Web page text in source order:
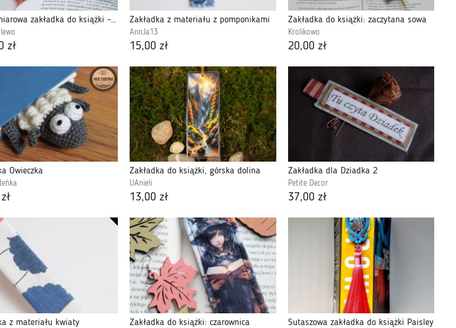
Trójwymiarowa zakładka do książki - Świnka
zł
Zakładka z materiału z pomponikami
AnnJa13
15,00 zł
Zakładka do książki: zaczytana sowa
Krolikowo
20,00 zł
Owieczka Zakładka do książki, górska dolina
UAnieli
13,00 zł
Zakładka dla Dziadka 2
Petite Decor
37,00 zł
z materiału kwiaty Zakładka do książki: czarownica Sutaszowa zakładka do książki Paisley